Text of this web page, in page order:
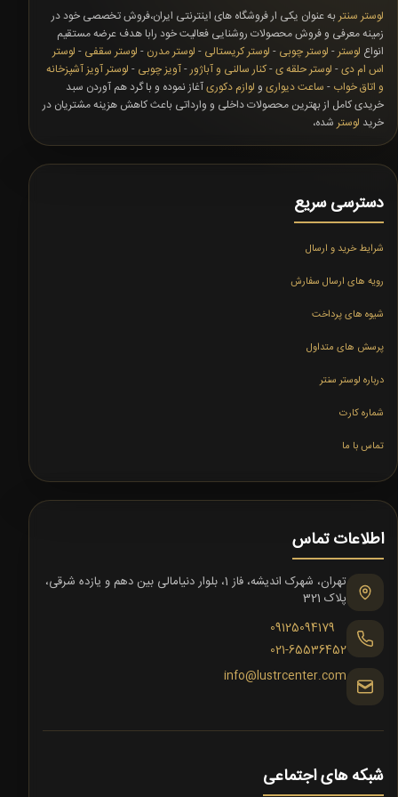
لوستر سنتر به عنوان یکی ار فروشگاه های اینترنتی ایران،فروش تخصصی خود در
زمینه معرفی و فروش محصولات روشنایی فعالیت خود رابا هدف عرضه مستقیم
انواع لوستر - لوستر چوبی - لوستر کریستالی - لوستر مدرن - لوستر سقفی - لوستر
اس ام دی- لوستر حلقه ی-کنار سالنی و آباژور-آویز چوبی - لوستر آویز آشپزخانه
و اتاق خواب - ساعت دیواری و لوازم دکوریآغاز نموده و با گرد هم آوردن سبد
خریدی کامل از بهترین محصولات داخلی و وارداتی باعث کاهش هزینه مشتریان در
خرید لوستر شده،
دسترسی سریع
شرایط خرید و ارسال
رویه های ارسال سفارش
شیوه های پرداخت
پرسش های متداول
درباره لوستر سنتر
شماره کارت
تماس با ما
اطلاعات تماس
تهران، شهرک اندیشه، فاز 1، بلوار دنیامالی بین دهم و یازده شرقی،
پلاک 321
09125094179
021-65536452
info@lustrcenter.com
شبکه های اجتماعی